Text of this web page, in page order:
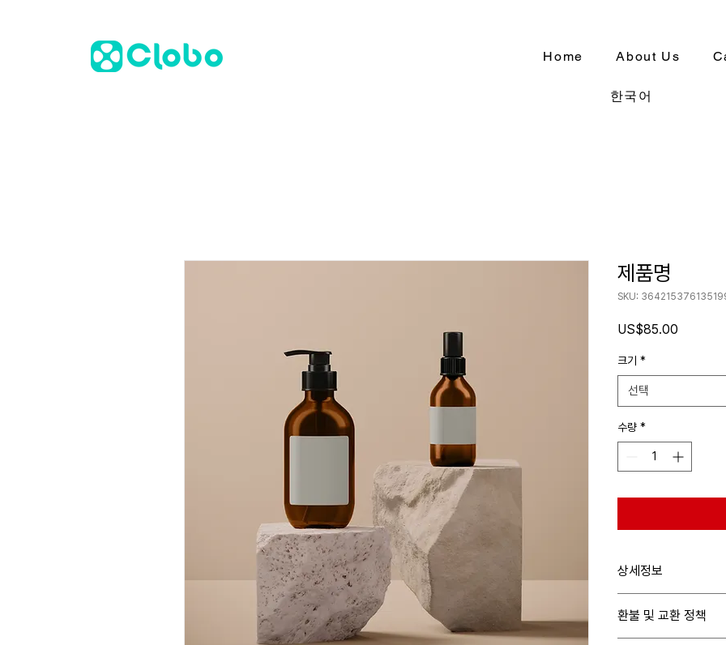
Home About Us
한국어
제품명
SKU:
US$85.00
크기 *
선택
수량 *
상세정보
등 친절하고 상세한 설
의 어떤 부분이 소비자
환불 및 교환 정책